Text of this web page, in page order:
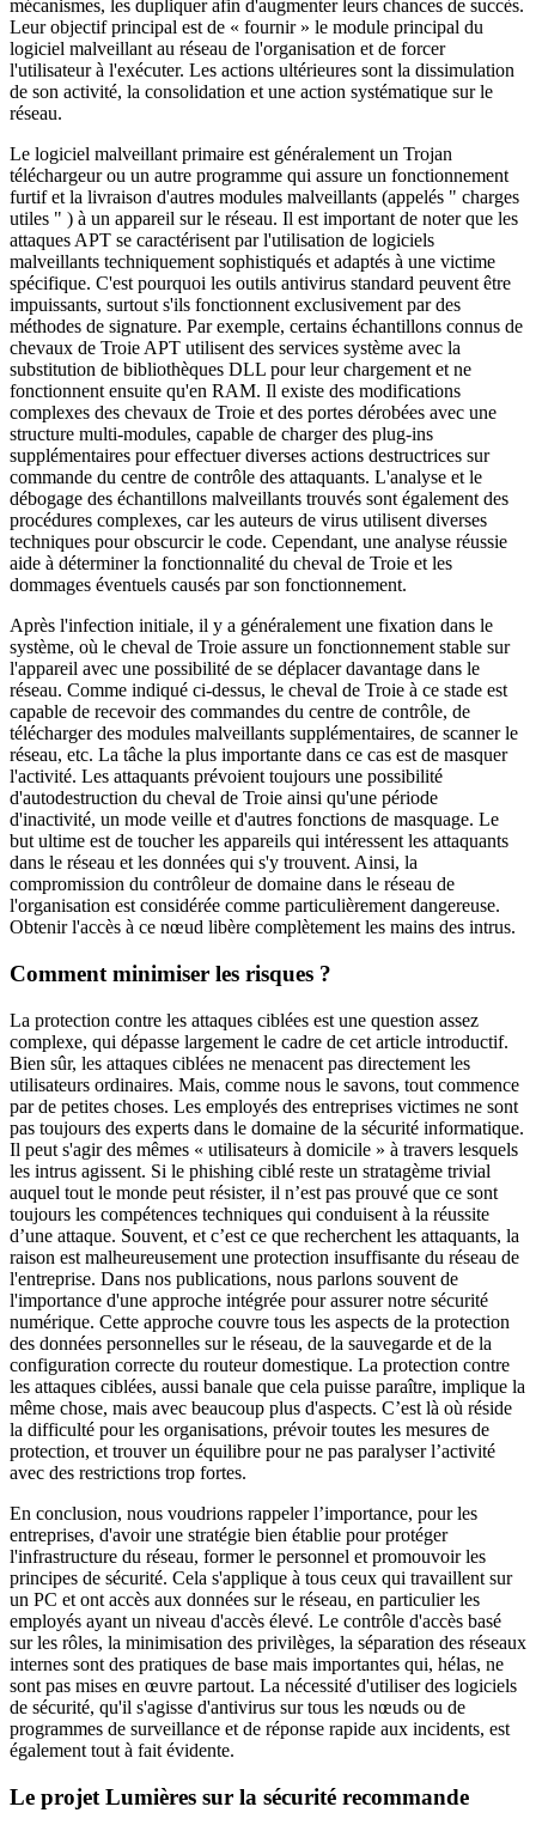
mécanismes, les dupliquer afin d'augmenter leurs chances de succès.
Leur objectif principal est de « fournir » le module principal du
logiciel malveillant au réseau de l'organisation et de forcer
l'utilisateur à l'exécuter. Les actions ultérieures sont la dissimulation
de son activité, la consolidation et une action systématique sur le
réseau.
Le logiciel malveillant primaire est généralement un Trojan
téléchargeur ou un autre programme qui assure un fonctionnement
furtif et la livraison d'autres modules malveillants (appelés " charges
utiles " ) à un appareil sur le réseau. Il est important de noter que les
attaques APT se caractérisent par l'utilisation de logiciels
malveillants techniquement sophistiqués et adaptés à une victime
spécifique. C'est pourquoi les outils antivirus standard peuvent être
impuissants, surtout s'ils fonctionnent exclusivement par des
méthodes de signature. Par exemple, certains échantillons connus de
chevaux de Troie APT utilisent des services système avec la
substitution de bibliothèques DLL pour leur chargement et ne
fonctionnent ensuite qu'en RAM. Il existe des modifications
complexes des chevaux de Troie et des portes dérobées avec une
structure multi-modules, capable de charger des plug-ins
supplémentaires pour effectuer diverses actions destructrices sur
commande du centre de contrôle des attaquants. L'analyse et le
débogage des échantillons malveillants trouvés sont également des
procédures complexes, car les auteurs de virus utilisent diverses
techniques pour obscurcir le code. Cependant, une analyse réussie
aide à déterminer la fonctionnalité du cheval de Troie et les
dommages éventuels causés par son fonctionnement.
Après l'infection initiale, il y a généralement une fixation dans le
système, où le cheval de Troie assure un fonctionnement stable sur
l'appareil avec une possibilité de se déplacer davantage dans le
réseau. Comme indiqué ci-dessus, le cheval de Troie à ce stade est
capable de recevoir des commandes du centre de contrôle, de
télécharger des modules malveillants supplémentaires, de scanner le
réseau, etc. La tâche la plus importante dans ce cas est de masquer
l'activité. Les attaquants prévoient toujours une possibilité
d'autodestruction du cheval de Troie ainsi qu'une période
d'inactivité, un mode veille et d'autres fonctions de masquage. Le
but ultime est de toucher les appareils qui intéressent les attaquants
dans le réseau et les données qui s'y trouvent. Ainsi, la
compromission du contrôleur de domaine dans le réseau de
l'organisation est considérée comme particulièrement dangereuse.
Obtenir l'accès à ce nœud libère complètement les mains des intrus.
Comment minimiser les risques ?
La protection contre les attaques ciblées est une question assez
complexe, qui dépasse largement le cadre de cet article introductif.
Bien sûr, les attaques ciblées ne menacent pas directement les
utilisateurs ordinaires. Mais, comme nous le savons, tout commence
par de petites choses. Les employés des entreprises victimes ne sont
pas toujours des experts dans le domaine de la sécurité informatique.
Il peut s'agir des mêmes « utilisateurs à domicile » à travers lesquels
les intrus agissent. Si le phishing ciblé reste un stratagème trivial
auquel tout le monde peut résister, il n’est pas prouvé que ce sont
toujours les compétences techniques qui conduisent à la réussite
d’une attaque. Souvent, et c’est ce que recherchent les attaquants, la
raison est malheureusement une protection insuffisante du réseau de
l'entreprise. Dans nos publications, nous parlons souvent de
l'importance d'une approche intégrée pour assurer notre sécurité
numérique. Cette approche couvre tous les aspects de la protection
des données personnelles sur le réseau, de la sauvegarde et de la
configuration correcte du routeur domestique. La protection contre
les attaques ciblées, aussi banale que cela puisse paraître, implique la
même chose, mais avec beaucoup plus d'aspects. C’est là où réside
la difficulté pour les organisations, prévoir toutes les mesures de
protection, et trouver un équilibre pour ne pas paralyser l’activité
avec des restrictions trop fortes.
En conclusion, nous voudrions rappeler l’importance, pour les
entreprises, d'avoir une stratégie bien établie pour protéger
l'infrastructure du réseau, former le personnel et promouvoir les
principes de sécurité. Cela s'applique à tous ceux qui travaillent sur
un PC et ont accès aux données sur le réseau, en particulier les
employés ayant un niveau d'accès élevé. Le contrôle d'accès basé
sur les rôles, la minimisation des privilèges, la séparation des réseaux
internes sont des pratiques de base mais importantes qui, hélas, ne
sont pas mises en œuvre partout. La nécessité d'utiliser des logiciels
de sécurité, qu'il s'agisse d'antivirus sur tous les nœuds ou de
programmes de surveillance et de réponse rapide aux incidents, est
également tout à fait évidente.
Le projet Lumières sur la sécurité recommande